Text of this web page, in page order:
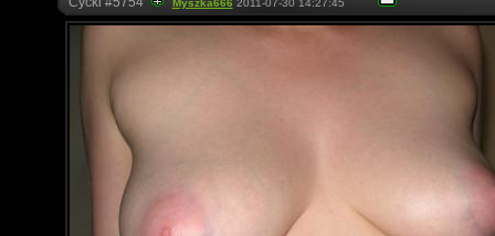
Myszka666 2011-07-30 14:27:45